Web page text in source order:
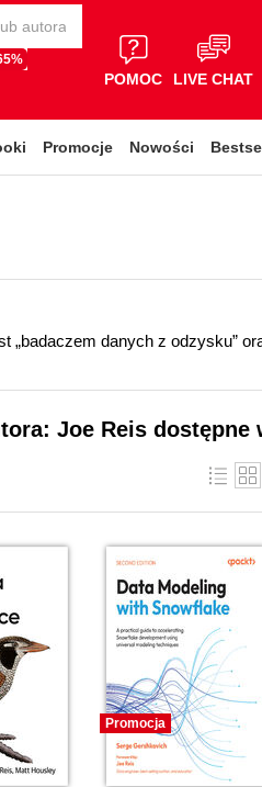
POMOC LIVE CHAT
Promocje Nowości
„badaczem danych z odzysku”
Joe Reis
Promocja